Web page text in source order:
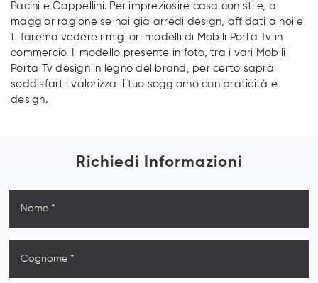
Pacini e Cappellini. Per impreziosire casa con stile, a
maggior ragione se hai già arredi design, affidati a noi e
ti faremo vedere i migliori modelli di Mobili Porta Tv in
commercio. Il modello presente in foto, tra i vari Mobili
Porta Tv design in legno del brand, per certo saprà
soddisfarti: valorizza il tuo soggiorno con praticità e
design.
Richiedi Informazioni